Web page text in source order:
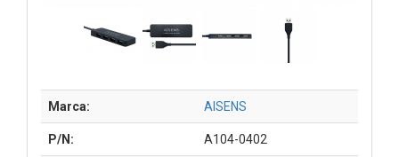
Marca: AISENS
P/N: A104-0402